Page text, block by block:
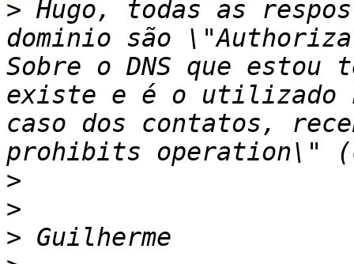
> Hugo, todas as
dominio são
Sobre o DNS que
existe e é o
caso dos contatos,
>
>
>